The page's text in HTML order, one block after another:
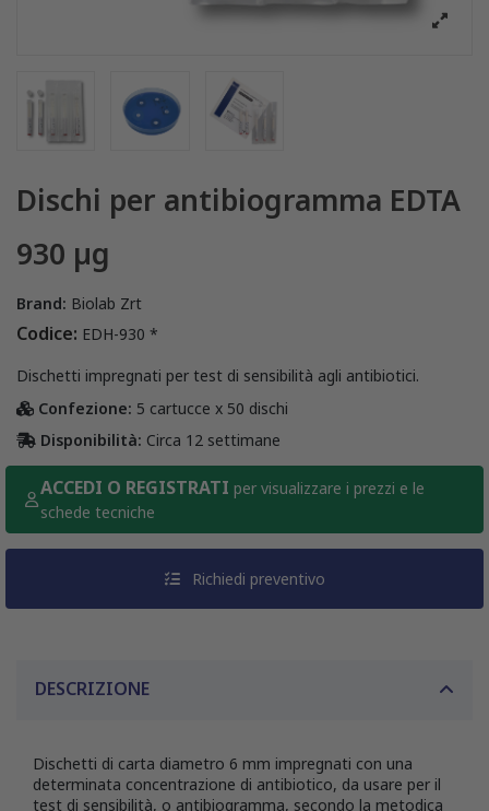
Dischi per antibiogramma EDTA
930 µg
Brand: Biolab Zrt
Codice: EDH-930 *
Dischetti impregnati per test di sensibilità agli antibiotici.
Confezione: 5 cartucce x 50 dischi
Disponibilità: Circa 12 settimane
ACCEDI O REGISTRATI per visualizzare i prezzi e le
schede tecniche
Richiedi preventivo
DESCRIZIONE
Dischetti di carta diametro 6 mm impregnati con una
determinata concentrazione di antibiotico, da usare per il
test di sensibilità, o antibiogramma, secondo la metodica